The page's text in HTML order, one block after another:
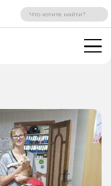
ВХОД РЕГИСТРАЦИЯ